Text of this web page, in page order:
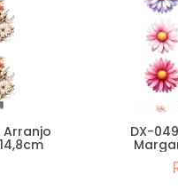
Arranjo DX-